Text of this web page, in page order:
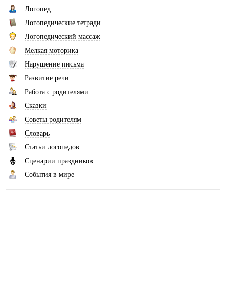
Логопед
Логопедические тетради
Логопедический массаж
Мелкая моторика
Нарушение письма
Развитие речи
Работа с родителями
Сказки
Советы родителям
Словарь
Статьи логопедов
Сценарии праздников
События в мире